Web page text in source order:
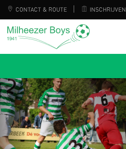
CONTACT & ROUTE INSCHRIJVEN